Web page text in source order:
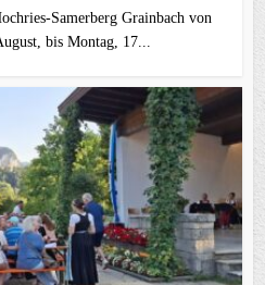
Samerberg Grainbach von
bis Montag, 17...